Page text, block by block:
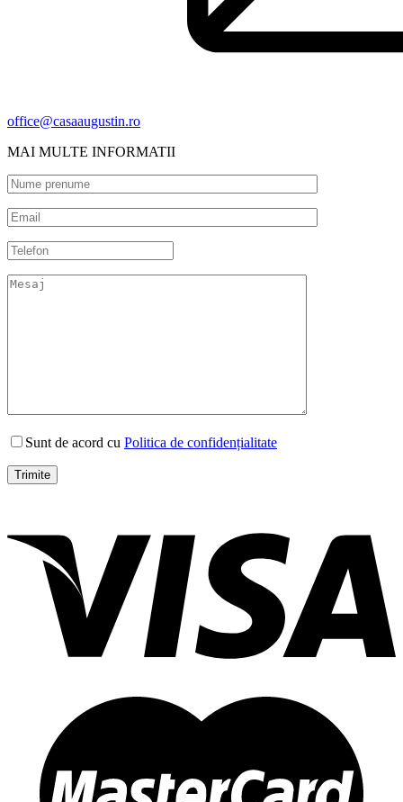
office@casaaugustin.ro
MAI MULTE INFORMATII
Sunt de acord cu Politica de confidențialitate